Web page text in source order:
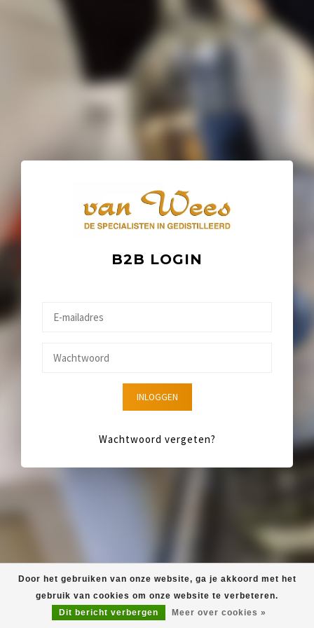
B2B LOGIN
INLOGGEN
Wachtwoord vergeten?
Door het gebruiken van onze website, ga je akkoord met het
gebruik van cookies om onze website te verbeteren.
Dit bericht verbergen
Meer over cookies »